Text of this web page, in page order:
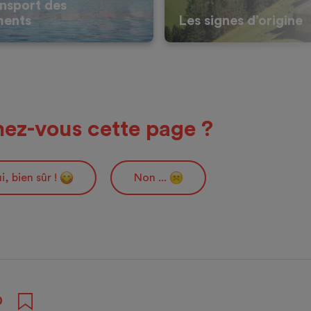
des
Les signes d’origine
vous cette page ?
bien sûr ! Non ...